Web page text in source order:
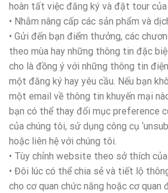
hoàn tất việc đăng ký và đặt tour của
• Nhằm nâng cấp các sản phẩm và
• Gửi đến bạn điểm thưởng, các
theo mùa hay những thông tin đặc
cho là đồng ý với những thông tin
một đăng ký hay yêu cầu. Nếu bạn
một email về thông tin khuyến mại
bạn có thể thay đổi mục preference
của chúng tôi, sử dụng công cụ
hoặc liên hệ với chúng tôi.
• Tùy chỉnh website theo sở thích của
• Đôi lúc có thể chia sẻ và tiết lộ
cho cơ quan chức năng hoặc cơ quan